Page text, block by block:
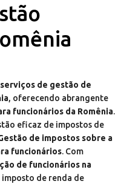
serviços de gestão de
, oferecendo abrangente
funcionários da Romênia.
eficaz de impostos de
de impostos sobre a
funcionários. Com
de funcionários na
de renda de